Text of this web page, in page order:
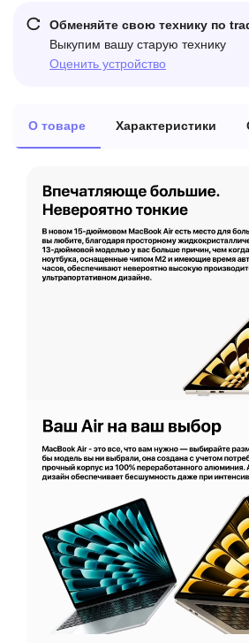
Обменяйте свою технику по
Выкупим вашу старую технику
Оценить устройство
О товаре Характеристики